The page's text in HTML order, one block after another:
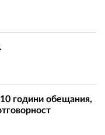
години обещания,